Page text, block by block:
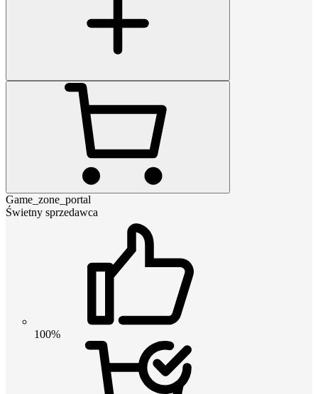
Game_zone_portal
Świetny sprzedawca
100%